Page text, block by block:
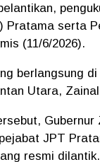
Pratama serta
(11/6/2026).
berlangsung
Utara,
JPT
resmi dilantik.